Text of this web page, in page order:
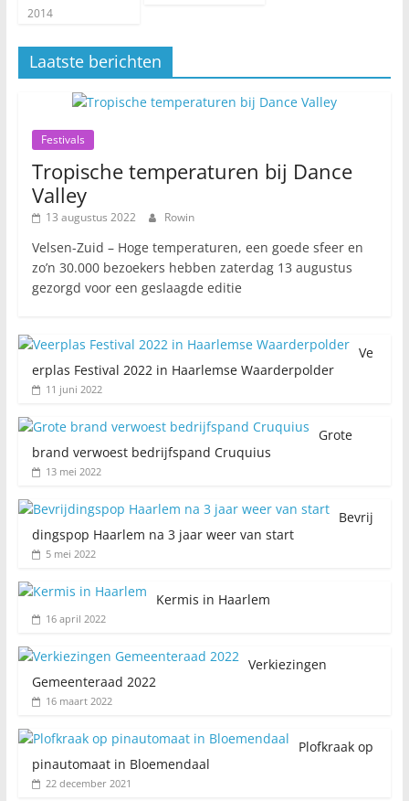
2014
Laatste berichten
Festivals
Tropische temperaturen bij Dance
Valley
13 augustus 2022 Rowin
Velsen-Zuid – Hoge temperaturen, een goede sfeer en
zo’n 30.000 bezoekers hebben zaterdag 13 augustus
gezorgd voor een geslaagde editie
Ve
erplas Festival 2022 in Haarlemse Waarderpolder
11 juni 2022
Grote
brand verwoest bedrijfspand Cruquius
13 mei 2022
Bevrij
dingspop Haarlem na 3 jaar weer van start
5 mei 2022
Kermis in Haarlem
16 april 2022
Verkiezingen
Gemeenteraad 2022
16 maart 2022
Plofkraak op
pinautomaat in Bloemendaal
22 december 2021